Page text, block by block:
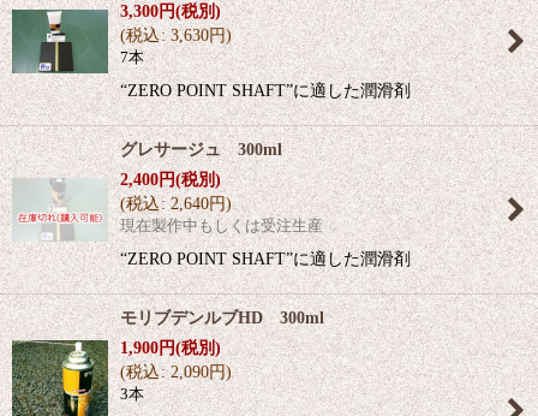
3,300円(税別)
(税込: 3,630円)
7本
“ZERO POINT SHAFT”に適した潤滑剤
グレサージュ 300ml
2,400円(税別)
(税込: 2,640円)
現在製作中もしくは受注生産
“ZERO POINT SHAFT”に適した潤滑剤
モリブデンルブHD 300ml
1,900円(税別)
(税込: 2,090円)
3本